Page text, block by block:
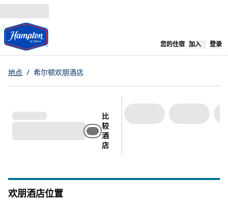
跳转至内容
您的住宿, 在新标签
加入 登录
地点 / 希尔顿欢朋酒店
比
较
酒
店
欢朋酒店位置